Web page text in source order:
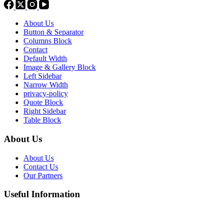
About Us
Button & Separator
Columns Block
Contact
Default Width
Image & Gallery Block
Left Sidebar
Narrow Width
privacy-policy
Quote Block
Right Sidebar
Table Block
About Us
About Us
Contact Us
Our Partners
Useful Information